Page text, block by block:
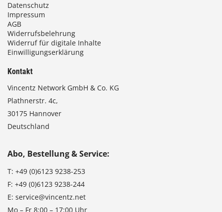
Datenschutz
Impressum
AGB
Widerrufsbelehrung
Widerruf für digitale Inhalte
Einwilligungserklärung
Kontakt
Vincentz Network GmbH & Co. KG
Plathnerstr. 4c,
30175 Hannover
Deutschland
Abo, Bestellung & Service:
T: +49 (0)6123 9238-253
F: +49 (0)6123 9238-244
E: service@vincentz.net
Mo – Fr 8:00 – 17:00 Uhr